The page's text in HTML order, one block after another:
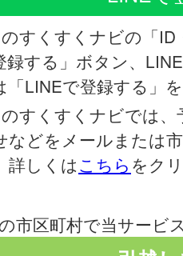
すくすくナビの「
録する」ボタン、
「LINEで登録する」
すくすくナビでは、
などをメールまたは
詳しくはこちら をク
市区町村で当サービス